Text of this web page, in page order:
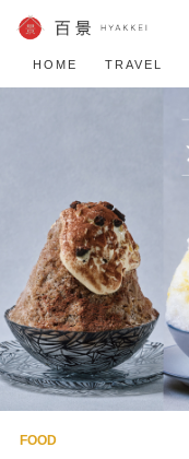
HOME TRAVEL